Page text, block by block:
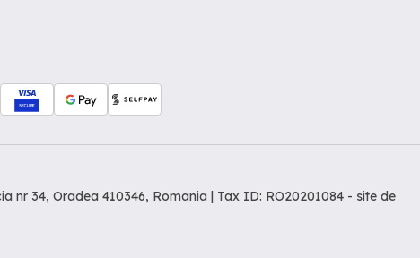
nr 34, Oradea 410346, Romania | Tax ID: RO20201084 - site de